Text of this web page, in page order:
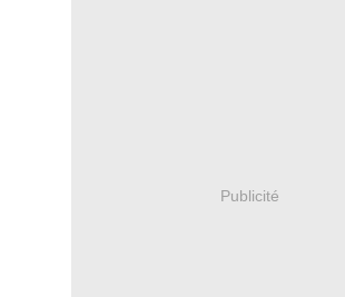
Publicité